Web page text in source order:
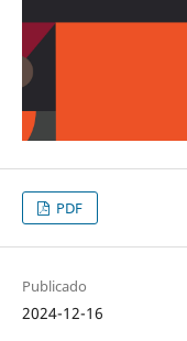
PDF
Publicado
2024-12-16